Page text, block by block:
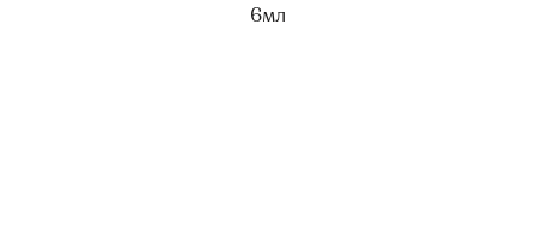
ПОДАРОЧНЫЕ СЕРТИФИКАТЫ